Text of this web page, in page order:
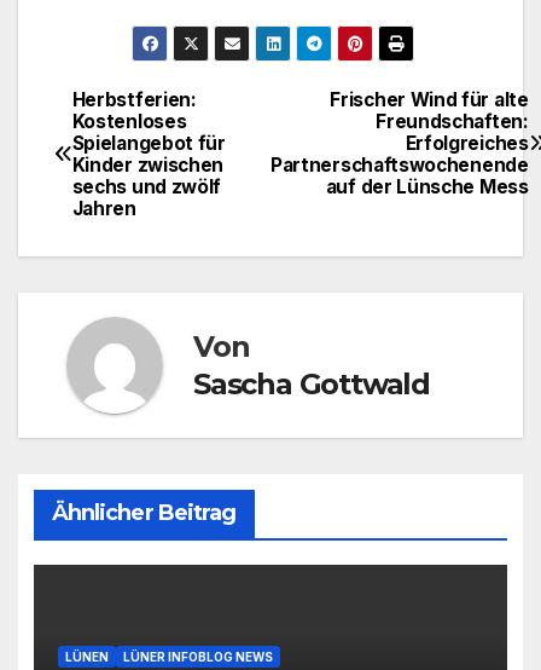
BeitragsnavigationFrischer Wind für alte
Freundschaften:
Erfolgreiches
Partnerschaftswochenende
auf der Lünsche Mess
Herbstferien:
Kostenloses
Spielangebot für
Kinder zwischen
sechs und zwölf
Jahren
Von
Sascha Gottwald
Ähnlicher Beitrag
LÜNEN LÜNER INFOBLOG NEWS